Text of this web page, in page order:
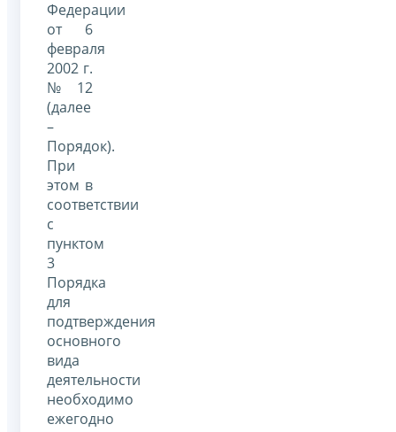
Федерации
от 6
февраля
2002 г.
№ 12
(далее
–
Порядок).
При
этом в
соответствии
с
пунктом
3
Порядка
для
подтверждения
основного
вида
деятельности
необходимо
ежегодно